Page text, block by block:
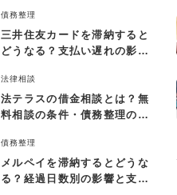
債務整理
三井住友カードを滞納すると
どうなる？支払い遅れの影響
法律相談
法テラスの借金相談とは？無
料相談の条件・債務整理の費
債務整理
メルペイを滞納するとどうな
る？経過日数別の影響と支払